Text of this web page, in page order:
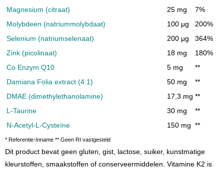
Magnesium (citraat)
25 mg
7%
Molybdeen (natriummolybdaat)
100 μg
200%
Selenium (natriumselenaat)
200 μg
364%
Zink (picolinaat)
18 mg
180%
Co Enzym Q10
5 mg
**
Damiana Folia extract (4:1)
50 mg
**
DMAE (dimethylethanolamine)
17,3 mg **
L-Taurine
30 mg
**
N-Acetyl-L-Cysteïne
150 mg **
* Referentie-Inname ** Geen RI vastgesteld
Dit product bevat geen gluten, gist, lactose, suiker, kunstmatige
kleurstoffen, smaakstoffen of conserveermiddelen. Vitamine K2 is